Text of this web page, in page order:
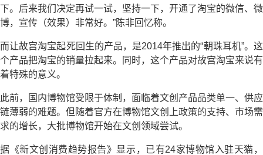
下。后来我们决定再试一试，坚持一下，开通了淘宝的微信、微
博，宣传（效果）非常好。”陈非回忆称。
而让故宫淘宝起死回生的产品，是2014年推出的“朝珠耳机”。这
个产品把淘宝的销量拉起来。同时，这个产品对故宫淘宝来说有
着特殊的意义。
此前，国内博物馆受限于体制，面临着文创产品品类单一、供应
链薄弱的难题。但随着官方在博物馆文创上政策的支持、市场需
求的增长，大批博物馆开始在文创领域尝试。
据《新文创消费趋势报告》显示，已有24家博物馆入驻天猫，